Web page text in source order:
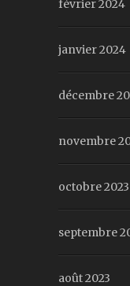
février 2024
janvier 2024
décembre
novembre
octobre 2023
septembre
août 2023